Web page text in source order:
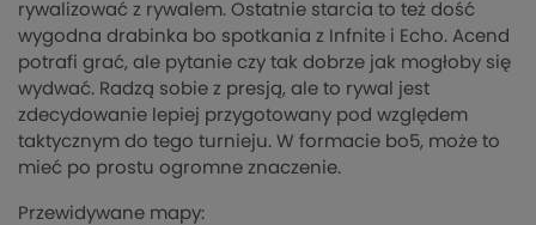
rywalizować z rywalem. Ostatnie starcia to też dość
wygodna drabinka bo spotkania z Infnite i Echo. Acend
potrafi grać, ale pytanie czy tak dobrze jak mogłoby się
wydwać. Radzą sobie z presją, ale to rywal jest
zdecydowanie lepiej przygotowany pod względem
taktycznym do tego turnieju. W formacie bo5, może to
mieć po prostu ogromne znaczenie.
Przewidywane mapy: